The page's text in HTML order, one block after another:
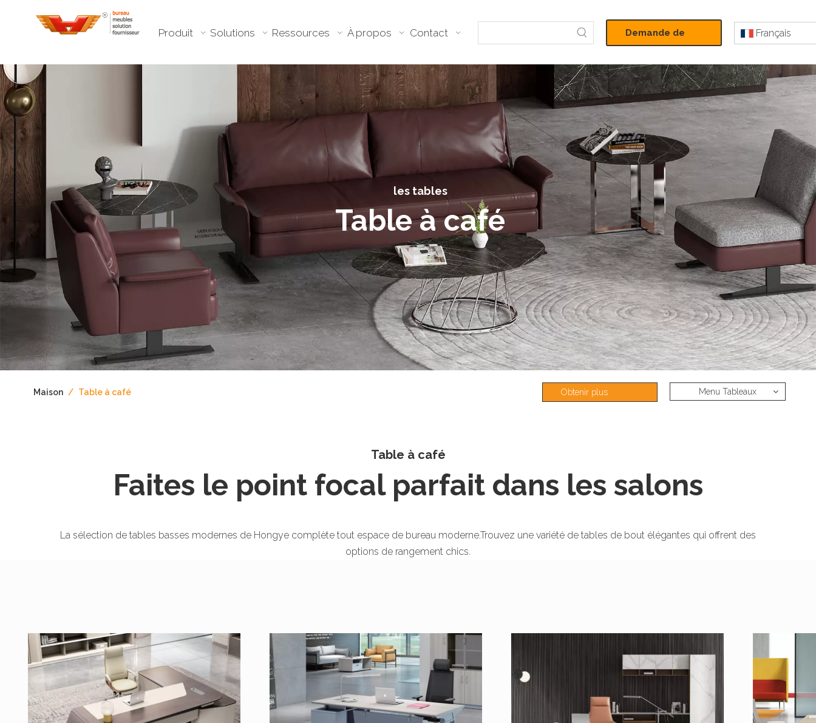
Produit Solutions Ressources À propos Contact Demande de Français
les tables
Table à café
Maison / Table à café
Obtenir plus
Menu Tableaux
Table à café
Faites le point focal parfait dans les salons
La sélection de tables basses modernes de Hongye complète tout espace de bureau moderne.Trouvez une variété de tables de bout élégantes qui offrent des
options de rangement chics.